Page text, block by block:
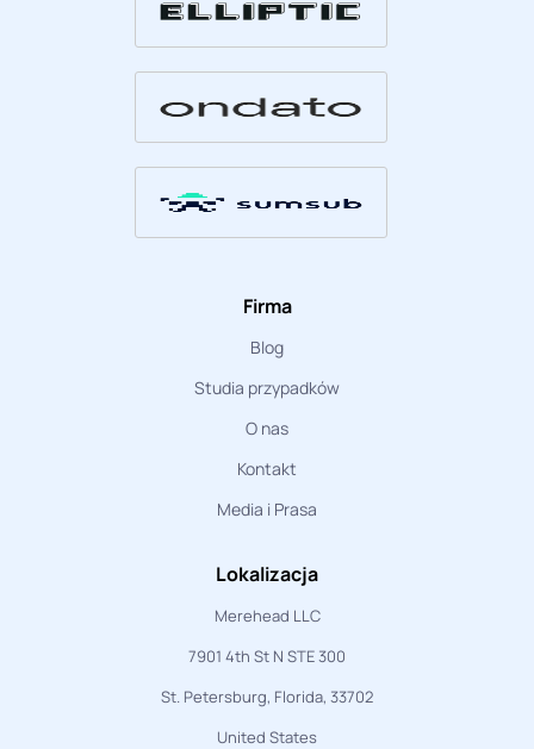
Firma
Blog
Studia przypadków
O nas
Kontakt
Media i Prasa
Lokalizacja
Merehead LLC
7901 4th St N STE 300
St. Petersburg, Florida, 33702
United States